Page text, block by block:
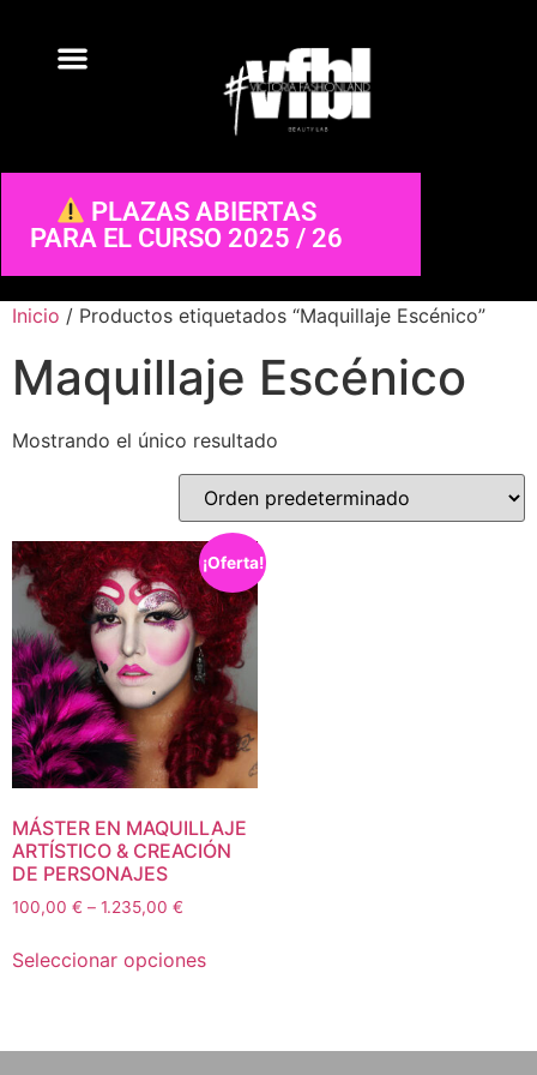
PLAZAS ABIERTAS
PARA EL CURSO 2025 / 26
Inicio / Productos etiquetados “Maquillaje Escénico”
Maquillaje Escénico
Mostrando el único resultado
¡Oferta!
MÁSTER EN MAQUILLAJE
ARTÍSTICO & CREACIÓN
DE PERSONAJES
100,00 € – 1.235,00 €
Seleccionar opciones